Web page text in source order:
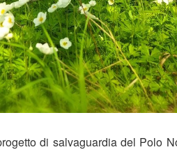
di salvaguardia del Polo